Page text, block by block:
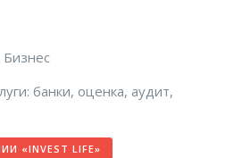
Бизнес
банки, оценка, аудит,
«INVEST LIFE»